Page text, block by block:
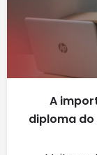
A
diploma